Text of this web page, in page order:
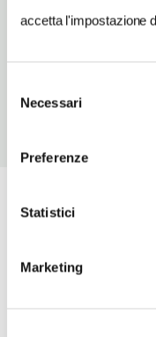
accetta l'impostazione
delNecessari
Preferenze
Statistici
Marketing